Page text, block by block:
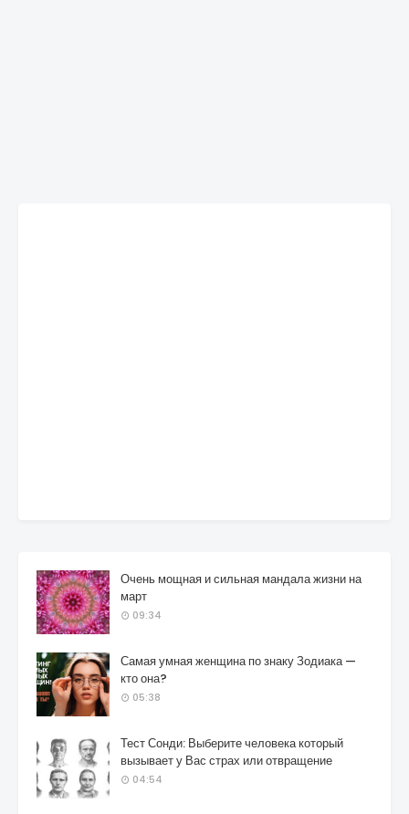
Очень мощная и сильная мандала жизни на
март
09:34
Самая умная женщина по знаку Зодиака —
кто она?
05:38
Тест Сонди: Выберите человека который
вызывает у Вас страх или отвращение
04:54